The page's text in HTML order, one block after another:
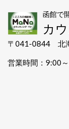
函館で
カ
〒041-0844 北
営業時間：9:00